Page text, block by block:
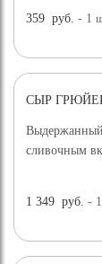
359 руб. - 1
СЫР ГРЮЙЕР
сливочным
1 349 руб. -